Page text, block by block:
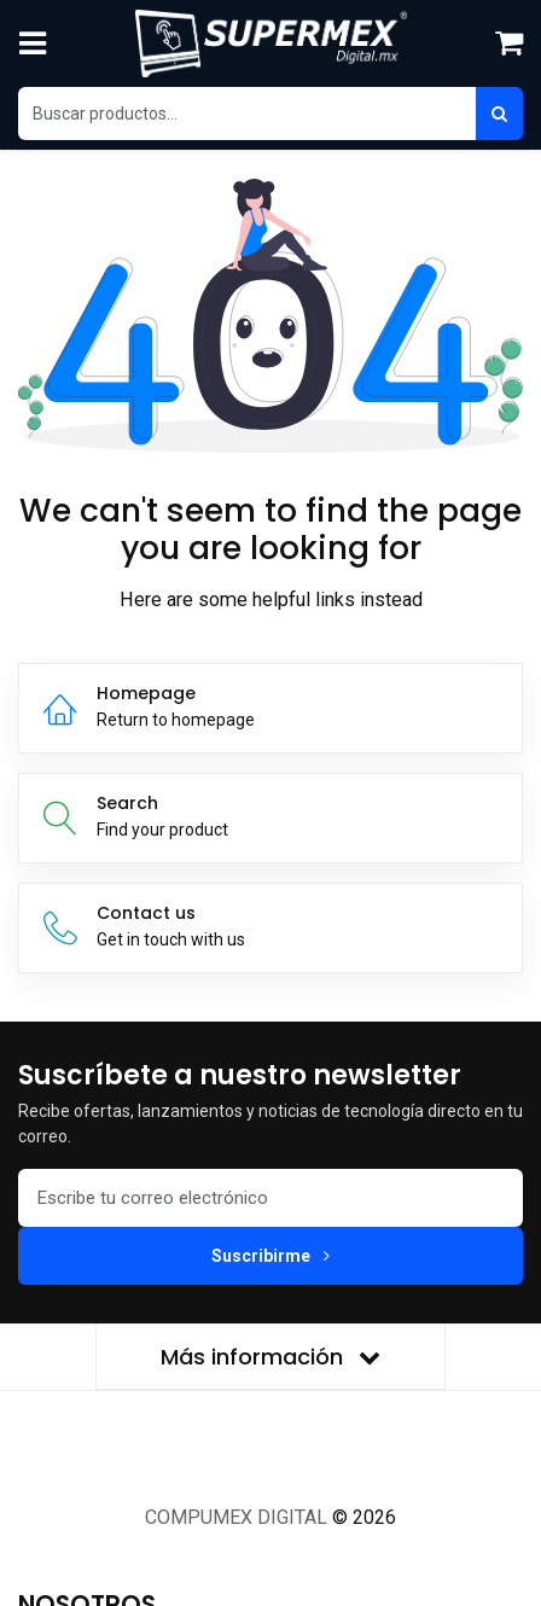
We can't seem to find the page
you are looking for
Here are some helpful links instead
Homepage
Return to homepage
Search
Find your product
Contact us
Get in touch with us
Suscríbete a nuestro newsletter
Recibe ofertas, lanzamientos y noticias de tecnología directo en tu
correo.
Suscribirme
Más información
COMPUMEX DIGITAL © 2026